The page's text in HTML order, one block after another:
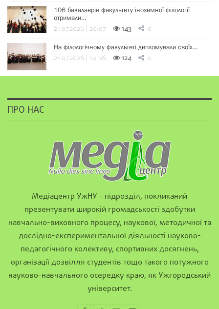
106 бакалаврів факультету іноземної філології
отримали…
21.07.2026 | 20:07 143 0
На філологічному факультеті дипломували своїх…
21.07.2026 | 14:06 124 0
ПРО НАС
Медіацентр УжНУ – підрозділ, покликаний
презентувати широкій громадськості здобутки
навчально-виховного процесу, наукової, методичної та
дослідно-експериментальної діяльності науково-
педагогічного колективу, спортивних досягнень,
організації дозвілля студентів тощо такого потужного
науково-навчального осередку краю, як Ужгородський
університет.